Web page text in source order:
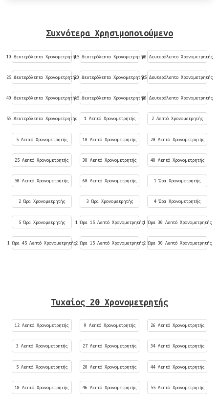
Συχνότερα Χρησιμοποιούμενο
10 Δευτερόλεπτο Χρονομετρητής15 Δευτερόλεπτο Χρονομετρητής20 Δευτερόλεπτο Χρονομετρητής
25 Δευτερόλεπτο Χρονομετρητής30 Δευτερόλεπτο Χρονομετρητής35 Δευτερόλεπτο Χρονομετρητής
40 Δευτερόλεπτο Χρονομετρητής45 Δευτερόλεπτο Χρονομετρητής50 Δευτερόλεπτο Χρονομετρητής
55 Δευτερόλεπτο Χρονομετρητής 1 Λεπτό Χρονομετρητής 2 Λεπτό Χρονομετρητής
5 Λεπτό Χρονομετρητής 10 Λεπτό Χρονομετρητής 20 Λεπτό Χρονομετρητής
25 Λεπτό Χρονομετρητής 30 Λεπτό Χρονομετρητής 40 Λεπτό Χρονομετρητής
50 Λεπτό Χρονομετρητής 60 Λεπτό Χρονομετρητής 1 Ώρα Χρονομετρητής
2 Ώρα Χρονομετρητής 3 Ώρα Χρονομετρητής 4 Ώρα Χρονομετρητής
5 Ώρα Χρονομετρητής 1 Ώρα 15 Λεπτό Χρονομετρητής1 Ώρα 30 Λεπτό Χρονομετρητής
1 Ώρα 45 Λεπτό Χρονομετρητής2 Ώρα 15 Λεπτό Χρονομετρητής2 Ώρα 30 Λεπτό Χρονομετρητής
Τυχαίος 20 Χρονομετρητής
12 Λεπτό Χρονομετρητής 9 Λεπτό Χρονομετρητής 26 Λεπτό Χρονομετρητής
3 Λεπτό Χρονομετρητής 27 Λεπτό Χρονομετρητής 34 Λεπτό Χρονομετρητής
5 Λεπτό Χρονομετρητής 20 Λεπτό Χρονομετρητής 44 Λεπτό Χρονομετρητής
18 Λεπτό Χρονομετρητής 46 Λεπτό Χρονομετρητής 55 Λεπτό Χρονομετρητής